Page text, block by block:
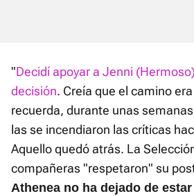
"Decidí apoyar a Jenni
decisión. Creía que el camino
recuerda, durante unas
las se incendiaron las críticas
Aquello quedó atrás. La
compañeras "respetaron" su
Athenea no ha dejado de